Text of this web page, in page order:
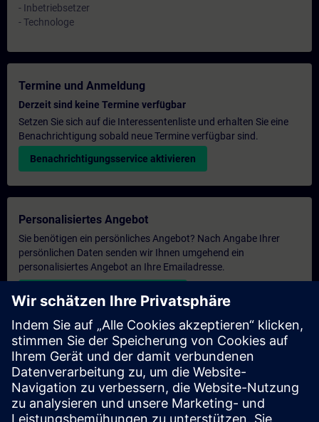
- Inbetriebsetzer
- Technologe
Termine und Anmeldung
Derzeit sind keine Termine verfügbar
Setzen Sie sich auf die Interessentenliste und erhalten Sie eine
Benachrichtigung sobald neue Termine verfügbar sind.
Benachrichtigungsservice aktivieren
Personalisiertes Angebot
Sie benötigen ein persönliches Angebot? Nach Angabe Ihrer
persönlichen Daten senden wir Ihnen umgehend ein
personalisiertes Angebot an Ihre Emailadresse.
Persönliches Angebot zusenden
Anfrage Exklusivtraining
Haben Sie Bedarf an einem höheren Schulungsangebot und
brauchen ein exklusives Training – entweder vor Ort bei Ihnen,
virtuell oder in einem SITRAIN Trainingscenter? Nachdem Sie
uns Ihre persönlichen Daten und Ihren Trainingsbedarf